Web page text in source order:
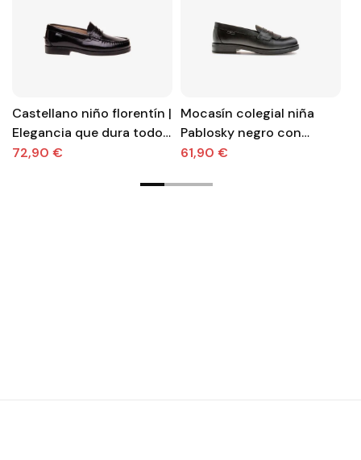
Castellano niño florentín |
Elegancia que dura todo
el día
72,90 €
Mocasín colegial niña
Pablosky negro con
flecos
61,90 €